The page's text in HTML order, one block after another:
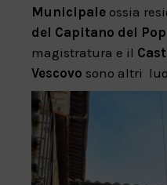
Municipale ossia
del Capitano del
magistratura e il
Vescovo sono altri